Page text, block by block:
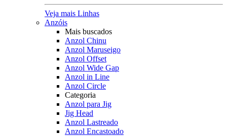
Veja mais Linhas
Anzóis
Mais buscados
Anzol Chinu
Anzol Maruseigo
Anzol Offset
Anzol Wide Gap
Anzol in Line
Anzol Circle
Categoria
Anzol para Jig
Jig Head
Anzol Lastreado
Anzol Encastoado